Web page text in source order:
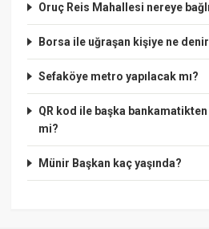
Oruç Reis Mahallesi nereye
Borsa ile uğraşan kişiye ne
Sefaköye metro yapılacak mı?
QR kod ile başka
mi?
Münir Başkan kaç yaşında?